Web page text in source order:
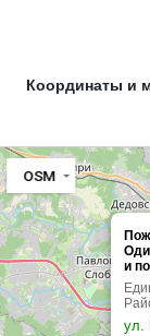
Координаты и
и
ул.
OSM